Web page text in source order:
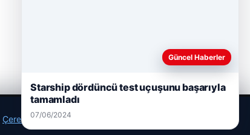
Çerez Politikamız
Güncel Haberler
Starship dördüncü test uçuşunu başarıyla
tamamladı
07/06/2024